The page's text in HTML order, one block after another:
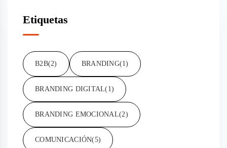
Etiquetas
B2B(2) BRANDING(1)
BRANDING DIGITAL(1)
BRANDING EMOCIONAL(2)
COMUNICACIÓN(5)